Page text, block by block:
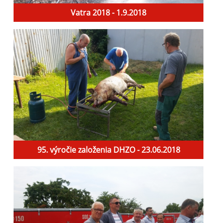
Vatra 2018 - 1.9.2018
95. výročie založenia DHZO - 23.06.2018